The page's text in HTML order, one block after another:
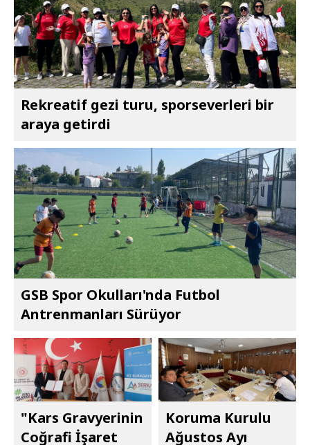
Rekreatif gezi turu, sporseverleri bir
araya getirdi
GSB Spor Okulları'nda Futbol
Antrenmanları Sürüyor
"Kars Gravyerinin
Coğrafi İşaret
Koruma Kurulu
Ağustos Ayı